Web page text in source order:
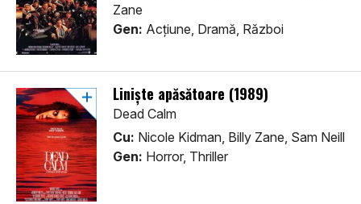
Zane
Gen: Acţiune, Dramă, Război
Liniște apăsătoare (1989)
Dead Calm
Cu: Nicole Kidman, Billy Zane, Sam Neill
Gen: Horror, Thriller